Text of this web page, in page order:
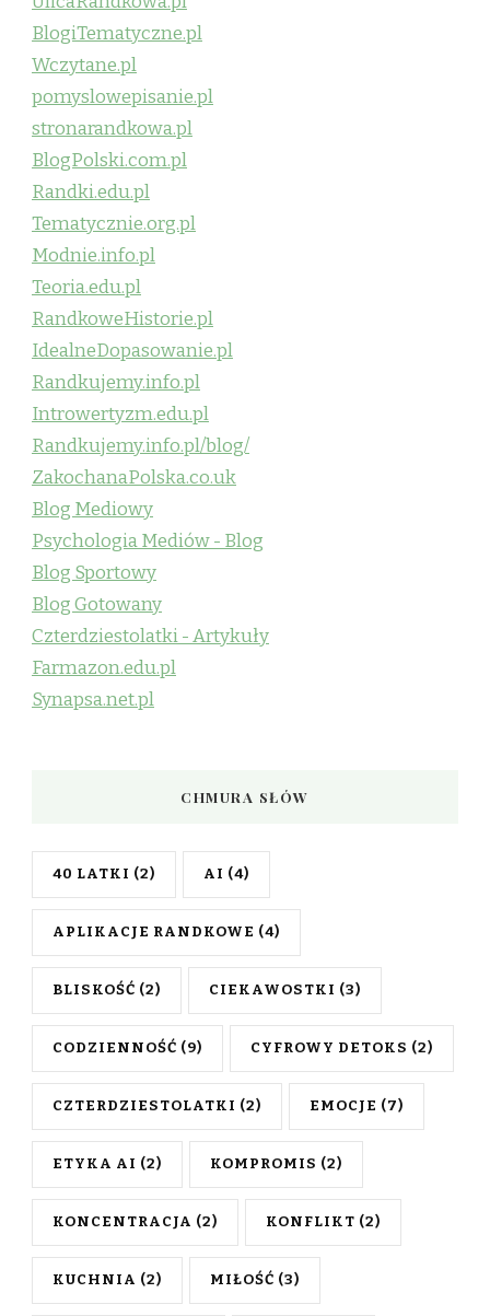
BlogiTematyczne.pl
Wczytane.pl
pomyslowepisanie.pl
stronarandkowa.pl
BlogPolski.com.pl
Randki.edu.pl
Tematycznie.org.pl
Modnie.info.pl
Teoria.edu.pl
RandkoweHistorie.pl
IdealneDopasowanie.pl
Randkujemy.info.pl
Introwertyzm.edu.pl
Randkujemy.info.pl/blog/
ZakochanaPolska.co.uk
Blog Mediowy
Psychologia Mediów - Blog
Blog Sportowy
Blog Gotowany
Czterdziestolatki - Artykuły
Farmazon.edu.pl
Synapsa.net.pl
CHMURA SŁÓW
40 LATKI (2) AI (4)
APLIKACJE RANDKOWE (4)
BLISKOŚĆ (2) CIEKAWOSTKI (3)
CODZIENNOŚĆ (9) CYFROWY DETOKS (2)
CZTERDZIESTOLATKI (2) EMOCJE (7)
ETYKA AI (2) KOMPROMIS (2)
KONCENTRACJA (2) KONFLIKT (2)
KUCHNIA (2) MIŁOŚĆ (3)